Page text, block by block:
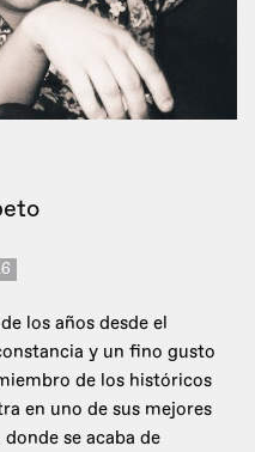
los años desde el
y un fino gusto
de los históricos
en uno de sus mejores
se acaba de